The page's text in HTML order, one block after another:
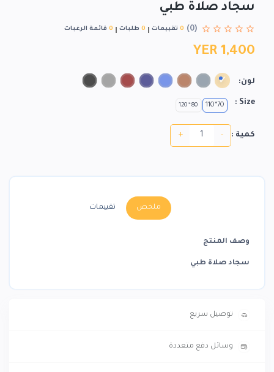
سجاد صلاة طبي
(0)
0 تقييمات 0 طلبات 0 قائمة الرغبات
YER 1,400
لون:
Size :
70*110
80*120
كمية : -
+
ملخص تقييمات
وصف المنتج
سجاد صلاة طبي
توصيل سريع
وسائل دفع متعددة